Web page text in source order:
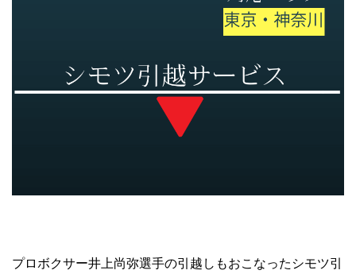
プロボクサー井上尚弥選手の引越しもおこなったシモツ引